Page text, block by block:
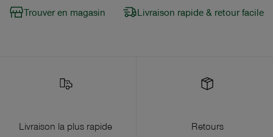
Trouver en magasin Livraison rapide & retour facile
Livraison la plus rapide
Retours